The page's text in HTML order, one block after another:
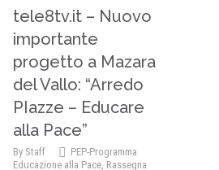
tele8tv.it – Nuovo
importante
progetto a Mazara
del Vallo: “Arredo
PIazze – Educare
alla Pace”
By Staff
PEP-Programma
Educazione alla Pace, Rassegna